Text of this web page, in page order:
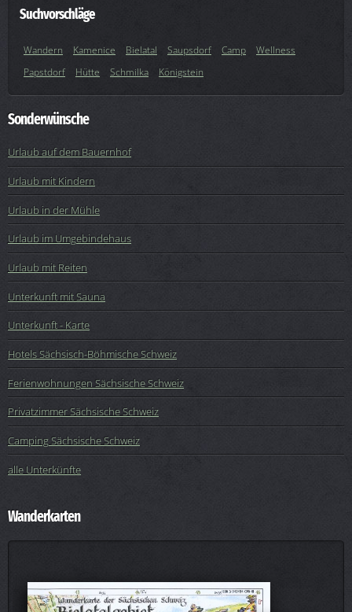
Suchvorschläge
Wandern Kamenice Bielatal Saupsdorf Camp
Wellness
Papstdorf
Hütte Schmilka Königstein
Sonderwünsche
Urlaub auf dem Bauernhof
Urlaub mit Kindern
Urlaub in der Mühle
Urlaub im Umgebindehaus
Urlaub mit Reiten
Unterkunft mit Sauna
Unterkunft - Karte
Hotels Sächsisch-Böhmische Schweiz
Ferienwohnungen Sächsische Schweiz
Privatzimmer Sächsische Schweiz
Camping Sächsische Schweiz
alle Unterkünfte
Wanderkarten